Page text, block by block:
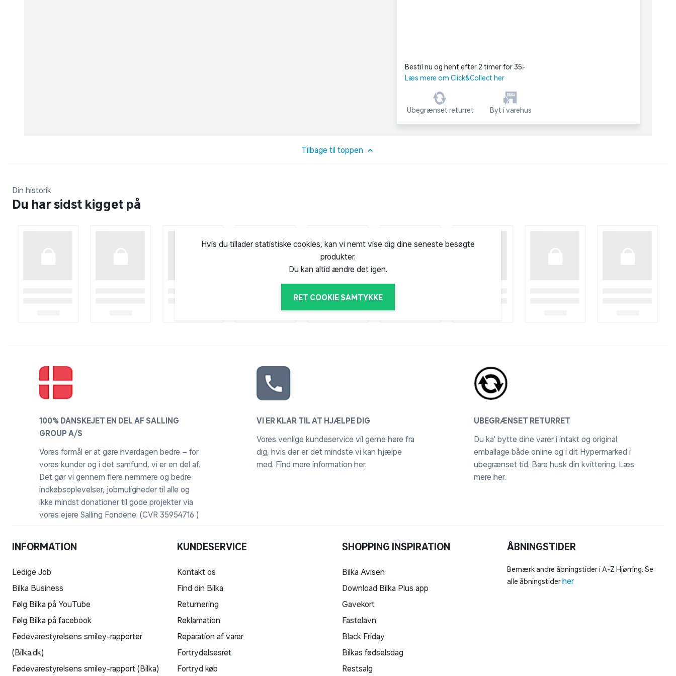
Bestil nu og hent efter 2 timer for 35,-
Læs mere om Click&Collect her
Ubegrænset returret Byt i varehus
Tilbage til toppen
Din historik
Du har sidst kigget på
Hvis du tillader statistiske cookies, kan vi nemt vise dig dine seneste besøgte
produkter.
Du kan altid ændre det igen.
RET COOKIE SAMTYKKE
100% DANSKEJET EN DEL AF SALLING
GROUP A/S
Vores formål er at gøre hverdagen bedre – for
vores kunder og i det samfund, vi er en del af.
Det gør vi gennem flere nemmere og bedre
indkøbsoplevelser, jobmuligheder til alle og
ikke mindst donationer til gode projekter via
vores ejere Salling Fondene. (CVR 35954716 )
VI ER KLAR TIL AT HJÆLPE DIG
Vores venlige kundeservice vil gerne høre fra
dig, hvis der er det mindste vi kan hjælpe
med. Find mere information her.
UBEGRÆNSET RETURRET
Du ka' bytte dine varer i intakt og original
emballage både online og i dit Hypermarked i
ubegrænset tid. Bare husk din kvittering. Læs
mere her.
INFORMATION
Ledige Job
Bilka Business
Følg Bilka på YouTube
Følg Bilka på facebook
Fødevarestyrelsens smiley-rapporter
(Bilka.dk)
Fødevarestyrelsens smiley-rapport (Bilka)
KUNDESERVICE
Kontakt os
Find din Bilka
Returnering
Reklamation
Reparation af varer
Fortrydelsesret
Fortryd køb
SHOPPING INSPIRATION
Bilka Avisen
Download Bilka Plus app
Gavekort
Fastelavn
Black Friday
Bilkas fødselsdag
Restsalg
ÅBNINGSTIDER
Bemærk andre åbningstider i A-Z Hjørring. Se
alle åbningstiderher